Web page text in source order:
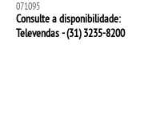
071095
Consulte a disponibilidade:
Televendas - (31)3235-8200